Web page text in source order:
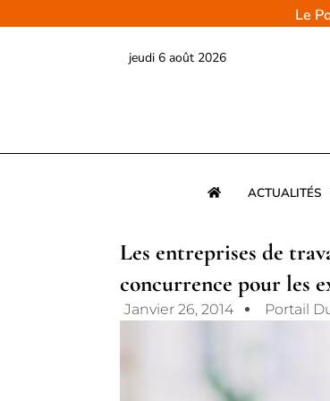
au
Le
jeudi 6 août 2026
ACTUALITÉS
Les entreprises de
concurrence pour les
Janvier 26, 2014 Portail